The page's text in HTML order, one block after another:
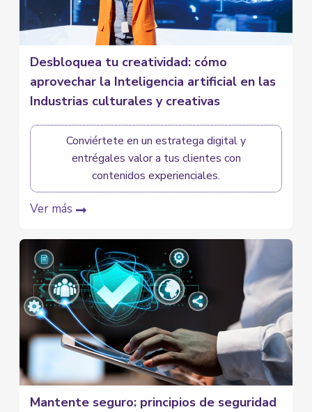
Desbloquea tu creatividad: cómo
aprovechar la Inteligencia artificial en las
Industrias culturales y creativas
Conviértete en un estratega digital y
entrégales valor a tus clientes con
contenidos experienciales.
Ver más
Mantente seguro: principios de seguridad